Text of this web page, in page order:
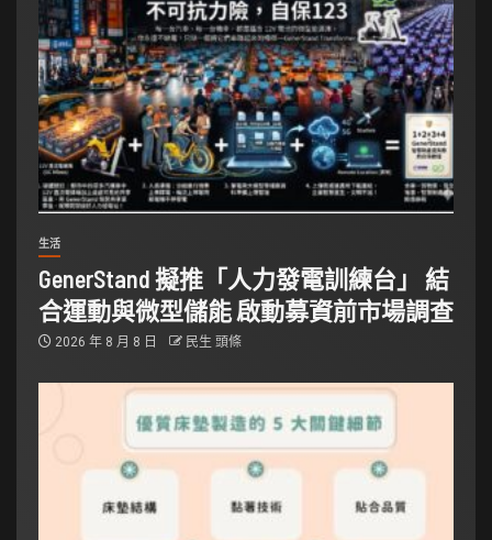
生活
GenerStand 擬推「人力發電訓練台」 結
合運動與微型儲能 啟動募資前市場調查
2026 年 8 月 8 日 民生 頭條